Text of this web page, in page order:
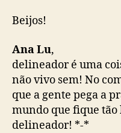
Beijos!
Ana Lu,
delineador é uma
não vivo sem! No
que a gente pega a
mundo que fique
delineador! *-*